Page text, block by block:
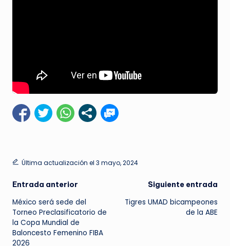
Última actualización el 3 mayo, 2024
Navegación
de
entradas
Entrada anterior
México será sede del
Torneo Preclasificatorio de
la Copa Mundial de
Baloncesto Femenino FIBA ​​
2026
Siguiente entrada
Tigres UMAD bicampeones
de la ABE